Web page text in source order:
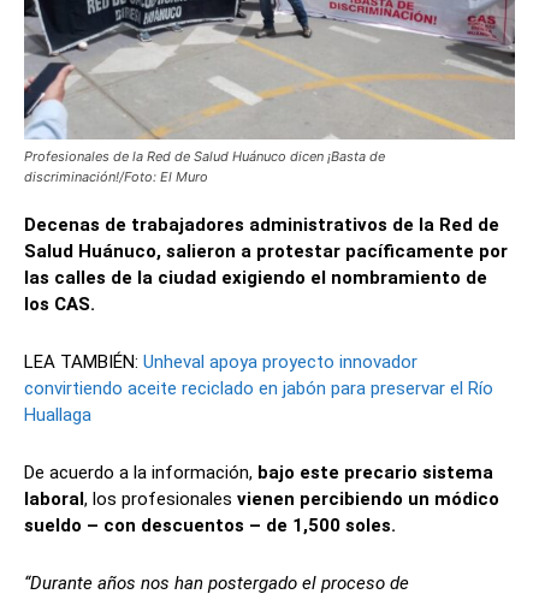
Profesionales de la Red de Salud Huánuco dicen ¡Basta de
discriminación!/Foto: El Muro
Decenas de trabajadores administrativos de la Red de
Salud Huánuco, salieron a protestar pacíficamente por
las calles de la ciudad exigiendo el nombramiento de
los CAS.
LEA TAMBIÉN: Unheval apoya proyecto innovador
convirtiendo aceite reciclado en jabón para preservar el Río
Huallaga
De acuerdo a la información, bajo este precario sistema
laboral, los profesionales vienen percibiendo un módico
sueldo – con descuentos – de 1,500 soles.
“Durante años nos han postergado el proceso de